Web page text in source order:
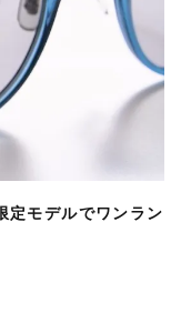
定モデルでワンラン